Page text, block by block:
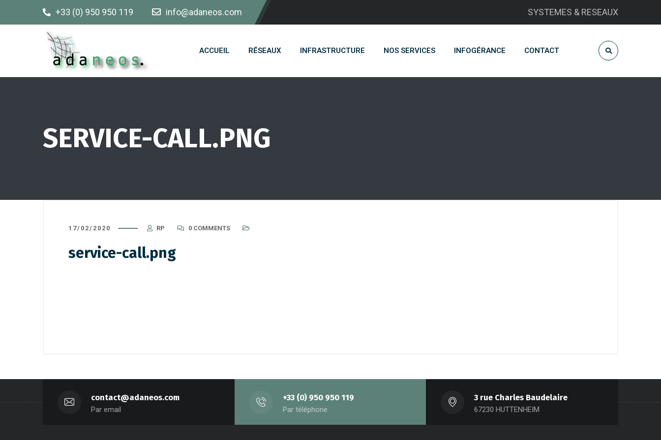
+33 (0) 950 950 119 info@adaneos.com SYSTEMES & RESEAUX
ACCUEIL RÉSEAUX INFRASTRUCTURE NOS SERVICES INFOGÉRANCE CONTACT
SERVICE-CALL.PNG
17/02/2020 RP 0 COMMENTS
service-call.png
contact@adaneos.com
Par email
+33 (0) 950 950 119
Par téléphone
3 rue Charles Baudelaire
67230 HUTTENHEIM